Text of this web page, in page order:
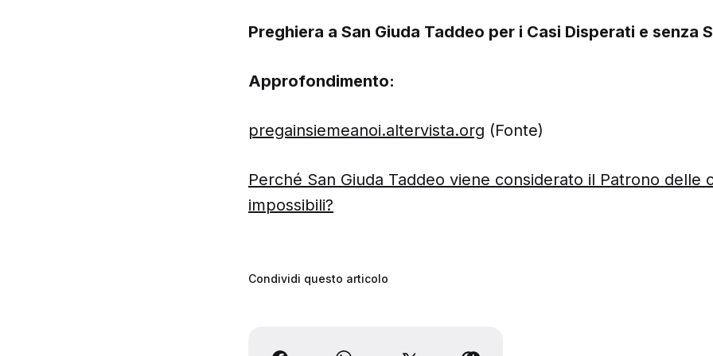
Preghiera a San Giuda Taddeo per i Casi Disperati e senza
Approfondimento:
pregainsiemeanoi.altervista.org (Fonte)
Perché San Giuda Taddeo viene considerato il Patrono delle
impossibili?
Condividi questo articolo